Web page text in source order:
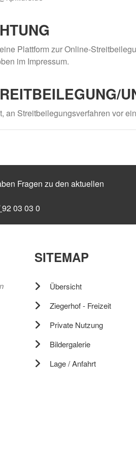
Plattform zur Online-
im Impressum.
an Streitbeilegungsverfahren vor
Fragen zu den aktuellen
92 03 03 0
SITEMAP
Übersicht
Ziegerhof - Freizeit
Private Nutzung
Bildergalerie
Lage / Anfahrt